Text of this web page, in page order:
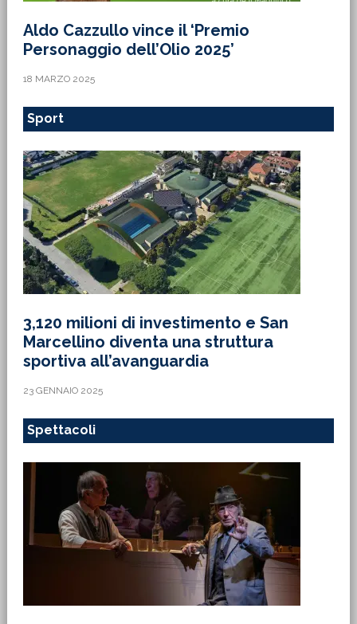
Aldo Cazzullo vince il ‘Premio
Personaggio dell’Olio 2025’
18 MARZO 2025
Sport
3,120 milioni di investimento e San
Marcellino diventa una struttura
sportiva all’avanguardia
23 GENNAIO 2025
Spettacoli